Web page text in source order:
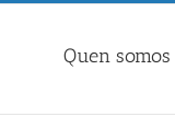
Quen somos